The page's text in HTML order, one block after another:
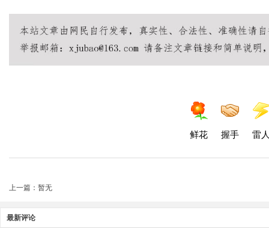
鲜花 握手 雷
上一篇：暂无
最新评论